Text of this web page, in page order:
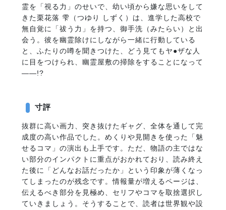
霊を「視る力」のせいで、幼い頃から嫌な思いをして
きた栗花落 雫（つゆり しずく）は、進学した高校で
無自覚に「祓う力」を持つ、御手洗（みたらい）と出
会う。彼を幽霊除けにしながら一緒に行動している
と、ふたりの噂を聞きつけた、どう見てもヤ●ザな人
に目をつけられ、幽霊屋敷の掃除をすることになって
――!?
寸評
抜群に高い画力、突き抜けたギャグ、全体を通して完
成度の高い作品でした。めくりや見開きを使った「魅
せるコマ」の演出も上手です。ただ、物語の主ではな
い部分のインパクトに重点がおかれており、読み終え
た後に「どんなお話だったか」という印象が薄くなっ
てしまったのが残念です。情報量が増えるページは、
伝えるべき部分を見極め、セリフやコマを取捨選択し
ていきましょう。そうすることで、読者は世界観や設